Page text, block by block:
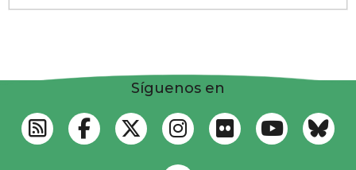
Síguenos en